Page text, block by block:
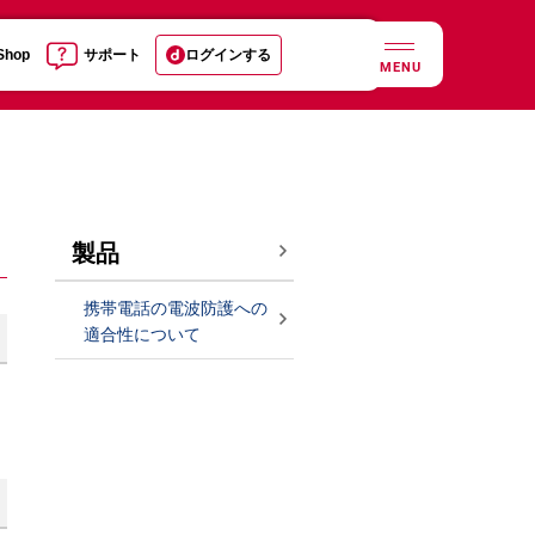
サポート ログインする
MENU
製品
携帯電話の電波防護への
適合性について